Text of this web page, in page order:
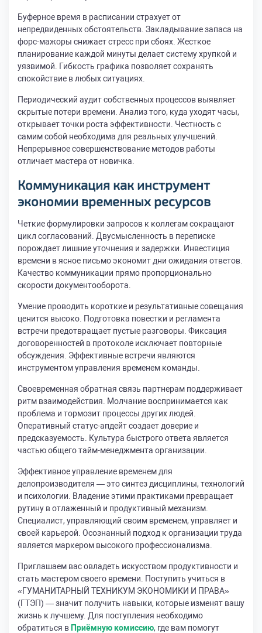
Буферное время в расписании страхует от
непредвиденных обстоятельств. Закладывание запаса на
форс-мажоры снижает стресс при сбоях. Жесткое
планирование каждой минуты делает систему хрупкой и
уязвимой. Гибкость графика позволяет сохранять
спокойствие в любых ситуациях.
Периодический аудит собственных процессов выявляет
скрытые потери времени. Анализ того, куда уходят часы,
открывает точки роста эффективности. Честность с
самим собой необходима для реальных улучшений.
Непрерывное совершенствование методов работы
отличает мастера от новичка.
Коммуникация как инструмент
экономии временных ресурсов
Четкие формулировки запросов к коллегам сокращают
цикл согласований. Двусмысленность в переписке
порождает лишние уточнения и задержки. Инвестиция
времени в ясное письмо экономит дни ожидания ответов.
Качество коммуникации прямо пропорционально
скорости документооборота.
Умение проводить короткие и результативные совещания
ценится высоко. Подготовка повестки и регламента
встречи предотвращает пустые разговоры. Фиксация
договоренностей в протоколе исключает повторные
обсуждения. Эффективные встречи являются
инструментом управления временем команды.
Своевременная обратная связь партнерам поддерживает
ритм взаимодействия. Молчание воспринимается как
проблема и тормозит процессы других людей.
Оперативный статус-апдейт создает доверие и
предсказуемость. Культура быстрого ответа является
частью общего тайм-менеджмента организации.
Эффективное управление временем для
делопроизводителя — это синтез дисциплины, технологий
и психологии. Владение этими практиками превращает
рутину в отлаженный и продуктивный механизм.
Специалист, управляющий своим временем, управляет и
своей карьерой. Осознанный подход к организации труда
является маркером высокого профессионализма.
Приглашаем вас овладеть искусством продуктивности и
стать мастером своего времени. Поступить учиться в
«ГУМАНИТАРНЫЙ ТЕХНИКУМ ЭКОНОМИКИ И ПРАВА»
(ГТЭП) — значит получить навыки, которые изменят вашу
жизнь к лучшему. Для поступления необходимо
обратиться в Приёмную комиссию, где вам помогут